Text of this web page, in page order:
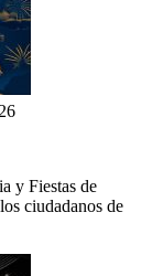
y Fiestas de
ciudadanos de